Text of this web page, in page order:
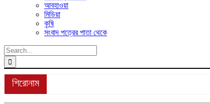
আবহাওয়া
মিডিয়া
কৃষি
সংবাদ পত্রের পাতা থেকে
Search
for:
শিরোনাম